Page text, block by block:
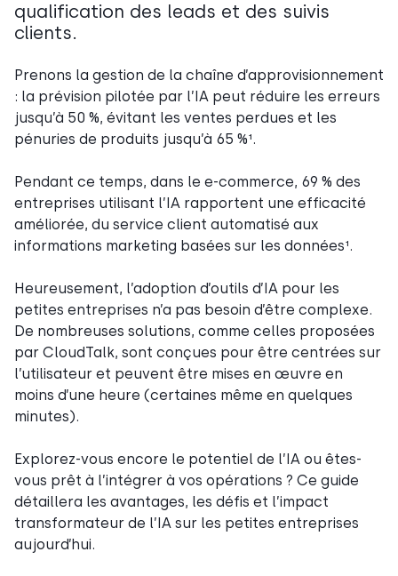
qualification des leads et des suivis
clients.
Prenons la gestion de la chaîne d’approvisionnement
: la prévision pilotée par l’IA peut réduire les erreurs
jusqu’à 50 %, évitant les ventes perdues et les
pénuries de produits jusqu’à 65 %¹.
Pendant ce temps, dans le e-commerce, 69 % des
entreprises utilisant l’IA rapportent une efficacité
améliorée, du service client automatisé aux
informations marketing basées sur les données¹.
Heureusement, l’adoption d’outils d’IA pour les
petites entreprises n’a pas besoin d’être complexe.
De nombreuses solutions, comme celles proposées
par CloudTalk, sont conçues pour être centrées sur
l’utilisateur et peuvent être mises en œuvre en
moins d’une heure (certaines même en quelques
minutes).
Explorez-vous encore le potentiel de l’IA ou êtes-
vous prêt à l’intégrer à vos opérations ? Ce guide
détaillera les avantages, les défis et l’impact
transformateur de l’IA sur les petites entreprises
aujourd’hui.